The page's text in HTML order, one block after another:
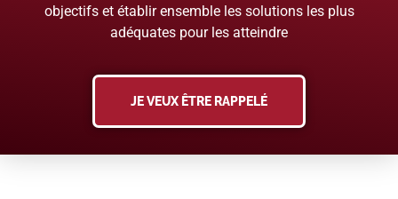
objectifs et établir ensemble les solutions les plus
adéquates pour les atteindre
JE VEUX ÊTRE RAPPELÉ